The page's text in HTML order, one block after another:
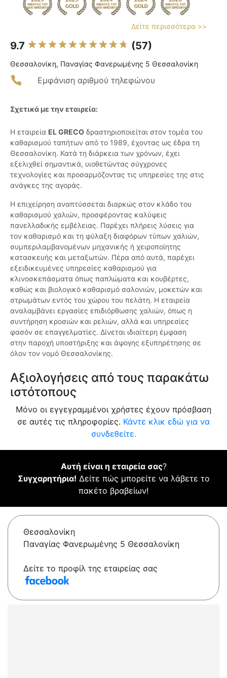
Δείτε περισσότερα >>
9.7 (57)
Θεσσαλονίκη, Παναγίας Φανερωμένης 5 Θεσσαλονίκη
Εμφάνιση αριθμού τηλεφώνου
Σχετικά με την εταιρεία:
Η εταιρεία EL GRECO δραστηριοποιείται στον τομέα του
καθαρισμού ταπήτων από το 1989, έχοντας ως έδρα τη
Θεσσαλονίκη. Κατά τη διάρκεια των χρόνων, έχει
εξελιχθεί σημαντικά, υιοθετώντας σύγχρονες
τεχνολογίες και προσαρμόζοντας τις υπηρεσίες της στις
ανάγκες της αγοράς.
Η επιχείρηση αναπτύσσεται διαρκώς στον κλάδο του
καθαρισμού χαλιών, προσφέροντας καλύψεις
πανελλαδικής εμβέλειας. Παρέχει πλήρεις λύσεις για
τον καθαρισμό και τη φύλαξη διαφόρων τύπων χαλιών,
συμπεριλαμβανομένων μηχανικής ή χειροποίητης
κατασκευής και μεταξωτών. Πέρα από αυτά, παρέχει
εξειδικευμένες υπηρεσίες καθαρισμού για
κλινοσκεπάσματα όπως παπλώματα και κουβέρτες,
καθώς και βιολογικό καθαρισμό σαλονιών, μοκετών και
στρωμάτων εντός του χώρου του πελάτη. Η εταιρεία
αναλαμβάνει εργασίες επιδιόρθωσης χαλιών, όπως η
συντήρηση κροσιών και ρελιών, αλλά και υπηρεσίες
φασόν σε επαγγελματίες. Δίνεται ιδιαίτερη έμφαση
στην παροχή υποστήριξης και άψογης εξυπηρέτησης σε
όλον τον νομό Θεσσαλονίκης.
Αξιολογήσεις από τους παρακάτω
ιστότοπους
Μόνο οι εγγεγραμμένοι χρήστες έχουν πρόσβαση
σε αυτές τις πληροφορίες. Κάντε κλικ εδώ για να
συνδεθείτε.
Αυτή είναι η εταιρεία σας?
Συγχαρητήρια! Δείτε πώς μπορείτε να λάβετε το
πακέτο βραβείων!
Θεσσαλονίκη
Παναγίας Φανερωμένης 5 Θεσσαλονίκη
Δείτε το προφίλ της εταιρείας σας